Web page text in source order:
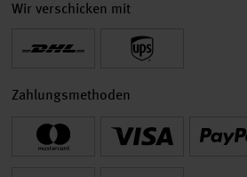
Wir verschicken mit
Zahlungsmethoden